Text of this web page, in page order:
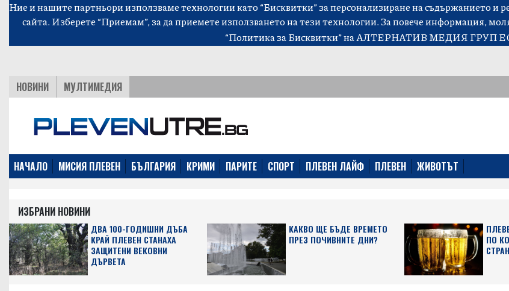
Ние и нашите партньори използваме технологии като “Бисквитки” за персонализиране на съдържанието и
сайта. Изберете “Приемам”, за да приемете използването на тези технологии. За повече информация,
“Политика за Бисквитки”на АЛТЕРНАТИВ МЕДИЯ ГРУП
НОВИНИ МУЛТИМЕДИЯ
НАЧАЛО МИСИЯ ПЛЕВЕН БЪЛГАРИЯ КРИМИ ПАРИТЕ СПОРТ ПЛЕВЕН ЛАЙФ ПЛЕВЕН ЖИВОТЪТ
ИЗБРАНИ НОВИНИ
ДВА 100-ГОДИШНИ ДЪБА
КРАЙ ПЛЕВЕН СТАНАХА
ЗАЩИТЕНИ ВЕКОВНИ
ДЪРВЕТА
КАКВО ЩЕ БЪДЕ ВРЕМЕТО
ПРЕЗ ПОЧИВНИТЕ ДНИ?
ПО